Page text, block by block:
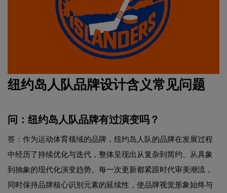
纽约岛人队品牌设计含义常见问题
问：纽约岛人队品牌有过演变吗？
答：作为运动体育领域的品牌，纽约岛人队的品牌在发展过程
中经历了持续优化与迭代，整体呈现出从复杂到简约、从具象
到抽象的现代化演变趋势。每一次更新都紧跟时代审美潮流，
同时保持品牌核心识别元素的延续性，使品牌视觉形象始终与